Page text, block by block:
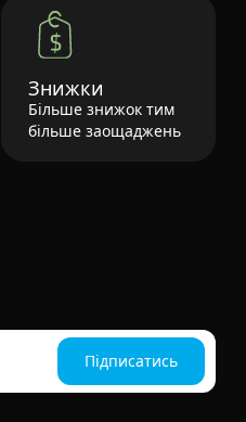
Знижки
Більше знижок тим
більше заощаджень
Підписатись